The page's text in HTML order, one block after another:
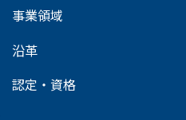
事業領域
沿革
認定・資格